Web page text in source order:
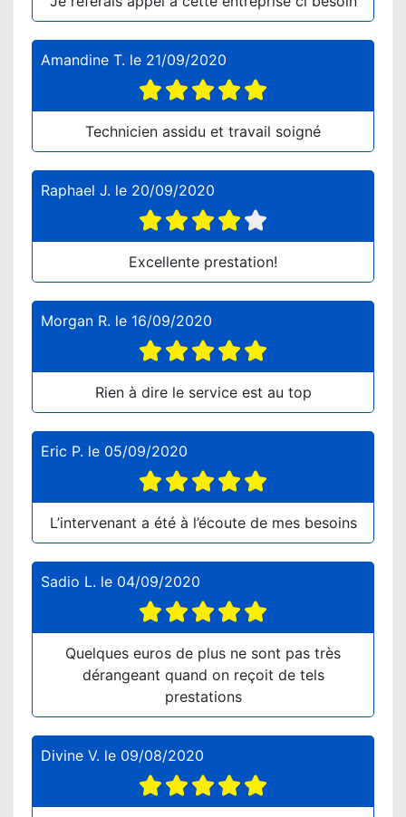
Amandine T. le 21/09/2020
Technicien assidu et travail soigné
Raphael J. le 20/09/2020
Excellente prestation!
Morgan R. le 16/09/2020
Rien à dire le service est au top
Eric P. le 05/09/2020
L’intervenant a été à l’écoute de mes besoins
Sadio L. le 04/09/2020
Quelques euros de plus ne sont pas très
dérangeant quand on reçoit de tels
prestations
Divine V. le 09/08/2020